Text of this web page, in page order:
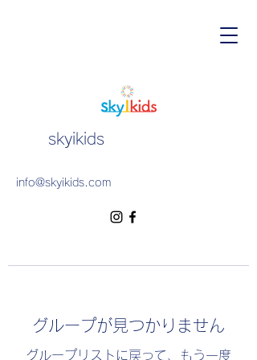
skyikids
info@skyikids.com
グループが見つかりません
グループリストに戻って、もう一度